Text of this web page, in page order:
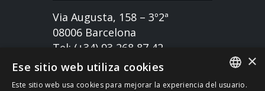
Via Augusta, 158 – 3º2ª
08006 Barcelona
Tel: (+34) 93 268 87 42
welcome@inovexpat.com
×
Ese sitio web utiliza cookies
Este sitio web usa cookies para mejorar la experiencia del usuario.